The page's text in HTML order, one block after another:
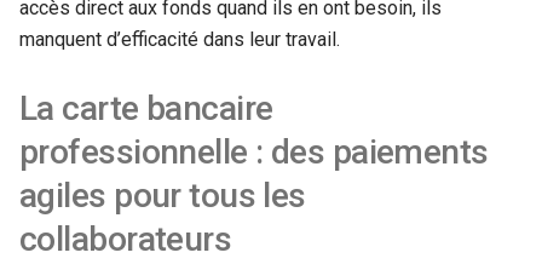
accès direct aux fonds quand ils en ont besoin, ils
manquent d’efficacité dans leur travail.
La carte bancaire
professionnelle : des paiements
agiles pour tous les
collaborateurs